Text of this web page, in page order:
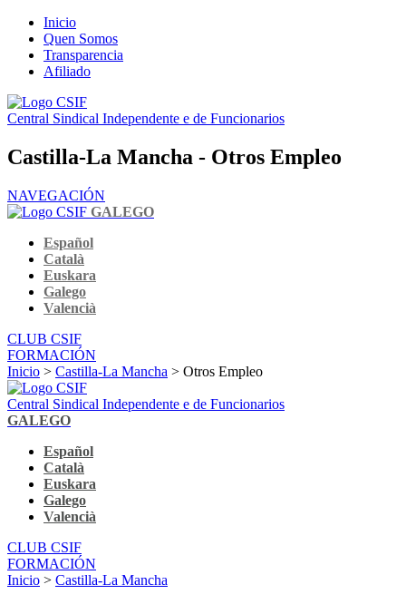
Inicio
Quen Somos
Transparencia
Afiliado
Central Sindical Independente e de Funcionarios
Castilla-La Mancha - Otros Empleo
NAVEGACIÓN
GALEGO
Español
Català
Euskara
Galego
Valencià
CLUB CSIF
FORMACIÓN
Inicio > Castilla-La Mancha > Otros Empleo
Central Sindical Independente e de Funcionarios
GALEGO
Español
Català
Euskara
Galego
Valencià
CLUB CSIF
FORMACIÓN
Inicio > Castilla-La Mancha